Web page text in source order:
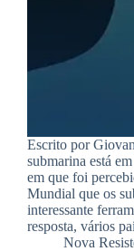
Escrito por
submarina está
em que foi
Mundial que os
interessante
resposta, vários
Nova